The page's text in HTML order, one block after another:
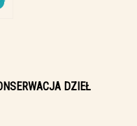
DZIEŁ